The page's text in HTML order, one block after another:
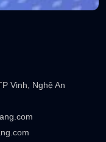
Vinh, Nghệ An